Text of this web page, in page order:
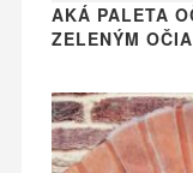
AKÁ PALETA
ZELENÝM